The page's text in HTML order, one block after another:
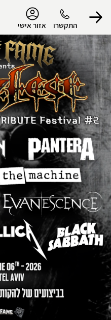
התקשרו אזור אישי